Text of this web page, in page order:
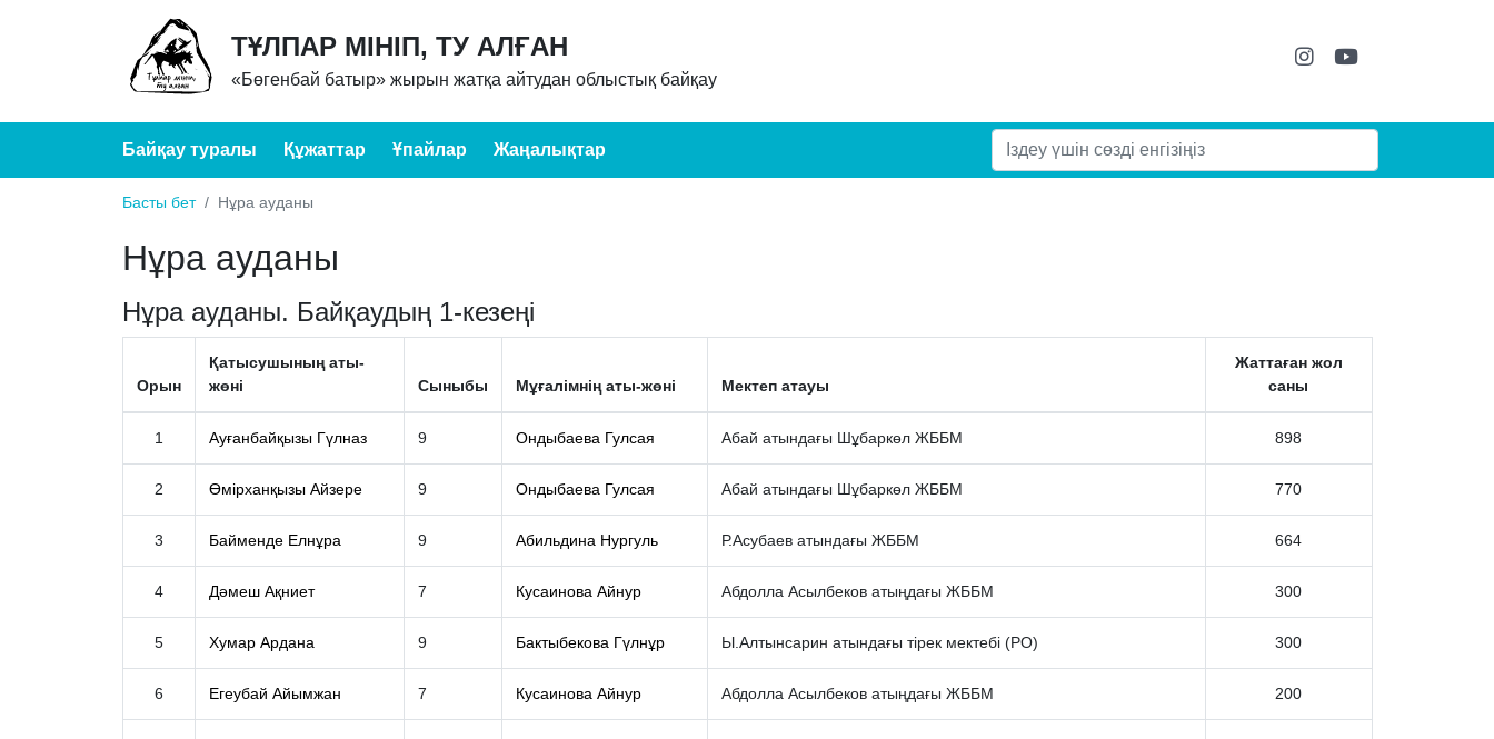
ТҰЛПАР МІНІП, ТУ АЛҒАН
«Бөгенбай батыр» жырын жатқа айтудан облыстық байқау
Байқау туралы Құжаттар Ұпайлар Жаңалықтар
Басты бет Нұра ауданы
Нұра ауданы
Нұра ауданы. Байқаудың 1-кезеңі
Орын
Қатысушының аты-
жөні
Сыныбы Мұғалімнің аты-жөні Мектеп атауы
Жаттаған жол
саны
1 Ауғанбайқызы Гүлназ 9 Ондыбаева Гулсая Абай атындағы Шұбаркөл ЖББМ 898
2 Өмірханқызы Айзере 9 Ондыбаева Гулсая Абай атындағы Шұбаркөл ЖББМ 770
3 Байменде Елнұра 9 Абильдина Нургуль Р.Асубаев атындағы ЖББМ 664
4 Дәмеш Ақниет 7 Кусаинова Айнур Абдолла Асылбеков атыңдағы ЖББМ 300
5 Хумар Ардана 9 Бактыбекова Гүлнұр Ы.Алтынсарин атындағы тірек мектебі (РО) 300
6 Егеубай Айымжан 7 Кусаинова Айнур Абдолла Асылбеков атыңдағы ЖББМ 200